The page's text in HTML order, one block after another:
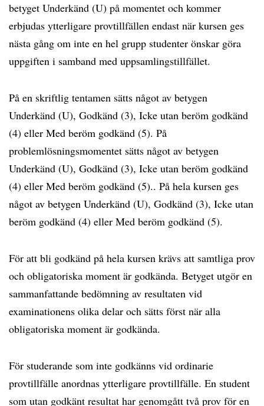
betyget Underkänd (U) på momentet och kommer
erbjudas ytterligare provtillfällen endast när kursen ges
nästa gång om inte en hel grupp studenter önskar göra
uppgiften i samband med uppsamlingstillfället.
På en skriftlig tentamen sätts något av betygen
Underkänd (U), Godkänd (3), Icke utan beröm godkänd
(4) eller Med beröm godkänd (5). På
problemlösningsmomentet sätts något av betygen
Underkänd (U), Godkänd (3), Icke utan beröm godkänd
(4) eller Med beröm godkänd (5).. På hela kursen ges
något av betygen Underkänd (U), Godkänd (3), Icke utan
beröm godkänd (4) eller Med beröm godkänd (5).
För att bli godkänd på hela kursen krävs att samtliga prov
och obligatoriska moment är godkända. Betyget utgör en
sammanfattande bedömning av resultaten vid
examinationens olika delar och sätts först när alla
obligatoriska moment är godkända.
För studerande som inte godkänns vid ordinarie
provtillfälle anordnas ytterligare provtillfälle. En student
som utan godkänt resultat har genomgått två prov för en